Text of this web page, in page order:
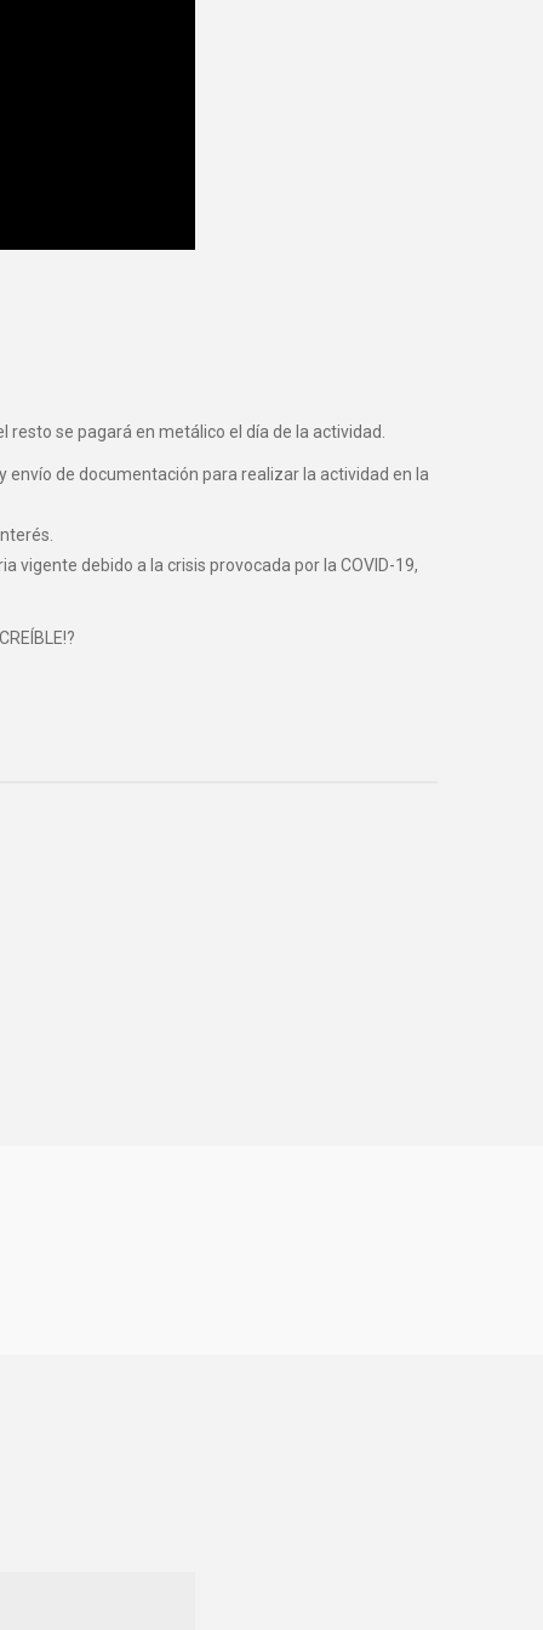
se pagará en metálico el día de la actividad.
envío de documentación para realizar la actividad en la
vigente debido a la crisis provocada por la COVID-19,